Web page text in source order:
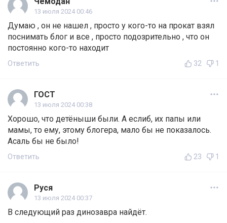
13 июля 2024 00:46
Думаю , он не нашел , просто у кого-то на прокат взял
поснимать блог и все , просто подозрительно , что он
постоянно кого-то находит
Ответить 32 1
ГОСТ
13 июля 2024 00:38
Хорошо, что детёныши были. А еслиб, их папы или
мамы, то ему, этому блогера, мало бы не показалось.
Асаль бы не было!
Ответить 23 1
Руся
13 июля 2024 00:37
В следующий раз динозавра найдёт.